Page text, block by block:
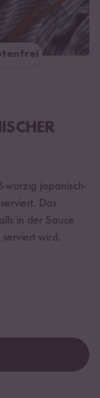
würzig japanisch-
Das
in der Sauce
wird.